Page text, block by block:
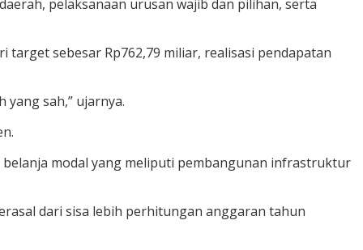
pelaksanaan urusan wajib dan pilihan, serta
target sebesar Rp762,79 miliar, realisasi pendapatan
sah,” ujarnya.
modal yang meliputi pembangunan infrastruktur
dari sisa lebih perhitungan anggaran tahun